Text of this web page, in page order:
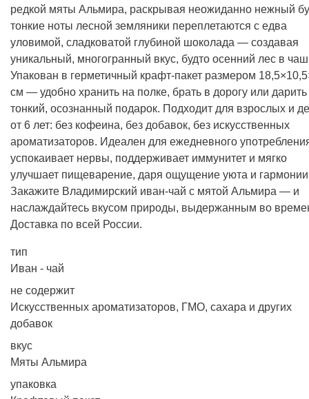
редкой мяты Альмира, раскрывая неожиданно нежный
тонкие ноты лесной земляники переплетаются с едва
уловимой, сладковатой глубиной шоколада — создавая
уникальный, многогранный вкус, будто осенний лес в
Упакован в герметичный крафт-пакет размером
см — удобно хранить на полке, брать в дорогу или дарить
тонкий, осознанный подарок. Подходит для взрослых и
от 6 лет: без кофеина, без добавок, без искусственных
ароматизаторов. Идеален для ежедневного
успокаивает нервы, поддерживает иммунитет и мягко
улучшает пищеварение, даря ощущение уюта и
Закажите Владимирский иван-чай с мятой Альмира — и
наслаждайтесь вкусом природы, выдержанным во
Доставка по всей России.
тип
Иван - чай
не содержит
Искусственных ароматизаторов, ГМО, сахара и других
добавок
вкус
Мяты Альмира
упаковка